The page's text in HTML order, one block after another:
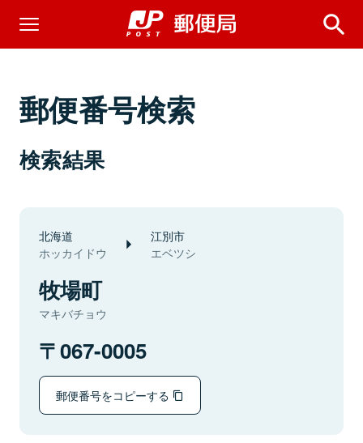
郵便番号検索
検索結果
北海道
ホッカイドウ
江別市
エベツシ
牧場町
マキバチョウ
067-0005
郵便番号をコピーする